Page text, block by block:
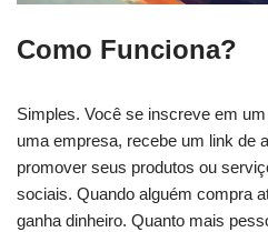
Como Funciona?
Simples. Você se inscreve em
uma empresa, recebe um link de
promover seus produtos ou
sociais. Quando alguém compra
ganha dinheiro. Quanto mais